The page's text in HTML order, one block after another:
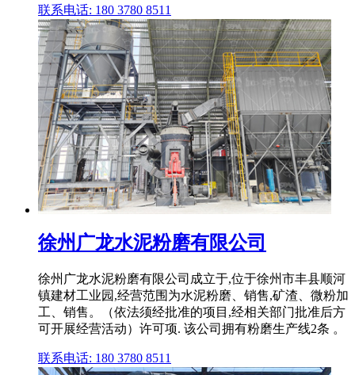
联系电话: 180 3780 8511
徐州广龙水泥粉磨有限公司
徐州广龙水泥粉磨有限公司成立于,位于徐州市丰县顺河
镇建材工业园,经营范围为水泥粉磨、销售,矿渣、微粉加
工、销售。（依法须经批准的项目,经相关部门批准后方
可开展经营活动）许可项. 该公司拥有粉磨生产线2条 。
联系电话: 180 3780 8511